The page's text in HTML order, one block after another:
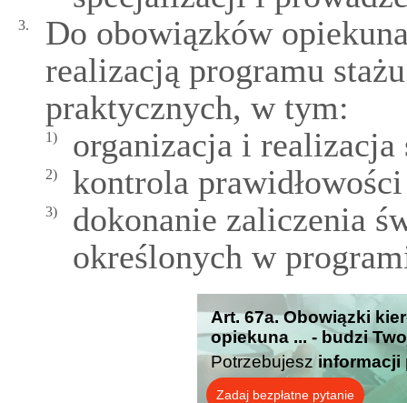
3.
Do obowiązków
realizacją programu
praktycznych, w tym:
1) organizacja i realizacja
2) kontrola
3)
dokonanie zaliczenia
określonych w
Art. 67a. Obowiązki
opiekuna ... - budzi
Potrzebujesz informacji
Zadaj bezpłatne pytanie